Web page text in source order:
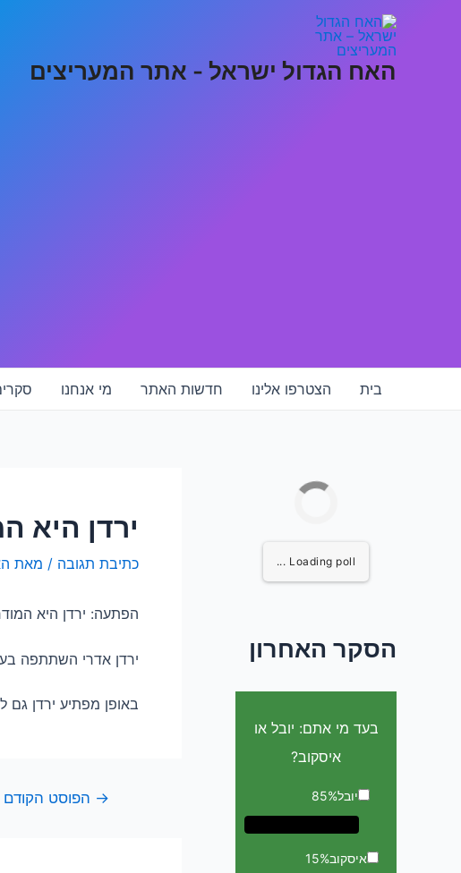
האח הגדול ישראל - אתר המעריצים
בית הצטרפו אלינו חדשות האתר מי אנחנו
Loading poll ...
הסקר האחרון
בעד מי אתם: יובל או
איסקוב?
יובל85%
איסקוב15%
ירדן היא
כתיבת תגובה / מאת
הפתעה: ירדן היא
ירדן אדרי השתתפה בעבר באח הגדול
באופן מפתיע ירדן
→ הפוסט הקודם